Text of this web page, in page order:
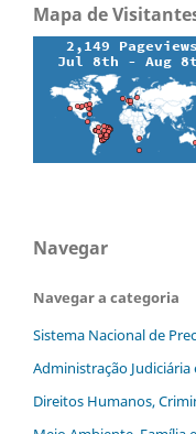
Mapa de
Navegar
Navegar a categoria
Sistema Nacional de
Administração Judiciária
Direitos Humanos,